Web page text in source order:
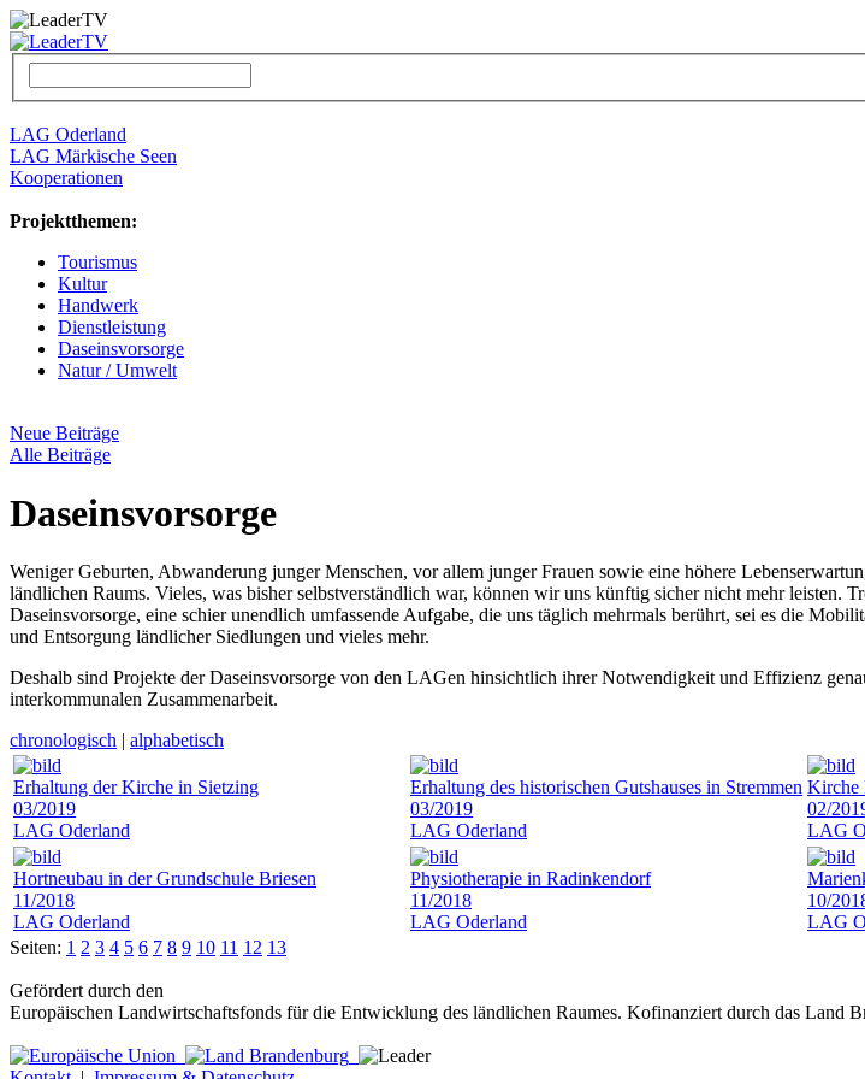
LAG Oderland
LAG Märkische Seen
Kooperationen
Projektthemen:
Tourismus
Kultur
Handwerk
Dienstleistung
Daseinsvorsorge
Natur / Umwelt
Neue Beiträge
Alle Beiträge
Daseinsvorsorge
Weniger Geburten, Abwanderung junger Menschen, vor allem junger Frauen sowie eine höhere
ländlichen Raums. Vieles, was bisher selbstverständlich war, können wir uns künftig sicher nicht mehr leisten.
Daseinsvorsorge, eine schier unendlich umfassende Aufgabe, die uns täglich mehrmals berührt, sei es die
und Entsorgung ländlicher Siedlungen und vieles mehr.
Deshalb sind Projekte der Daseinsvorsorge von den LAGen hinsichtlich ihrer Notwendigkeit und Effizienz
interkommunalen Zusammenarbeit.
chronologisch
alphabetisch
Erhaltung der Kirche in Sietzing
03/2019
LAG Oderland
Erhaltung des historischen Gutshauses in Stremmen
03/2019
LAG Oderland
Kirche
02/
LAG
Hortneubau in der Grundschule Briesen
11/2018
LAG Oderland
Physiotherapie in Radinkendorf
11/2018
LAG Oderland
10/
LAG
Seiten: 1 2 3 4 5 6 7 8 9 10 11 12 13
Gefördert durch den
Europäischen Landwirtschaftsfonds für die Entwicklung des ländlichen Raumes. Kofinanziert durch das Land